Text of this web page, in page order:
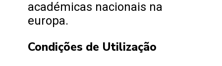
académicas nacionais na
europa.
Condições de Utilização